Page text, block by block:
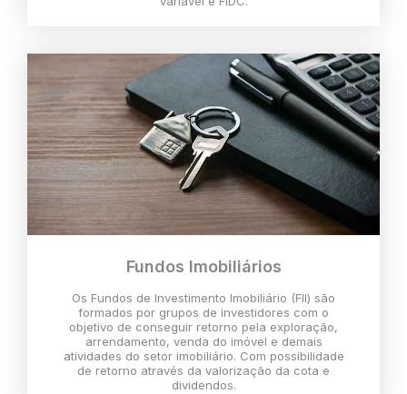
Fundos Imobiliários
Os Fundos de Investimento Imobiliário (FII) são
formados por grupos de investidores com o
objetivo de conseguir retorno pela exploração,
arrendamento, venda do imóvel e demais
atividades do setor imobiliário. Com possibilidade
de retorno através da valorização da cota e
dividendos.